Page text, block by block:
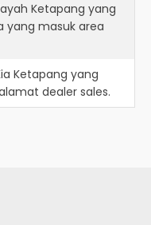
Ketapang yang
yang masuk area
Ketapang yang
dealer sales.